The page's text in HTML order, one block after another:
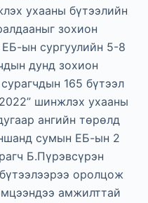
ухааны бүтээлийн
зохион
ЕБ-ын сургуулийн 5-8
дунд зохион
165 бүтээл
шинжлэх ухааны
ангийн төрөлд
сумын ЕБ-ын 2
Б.Пүрэвсүрэн
оролцож
амжилттай